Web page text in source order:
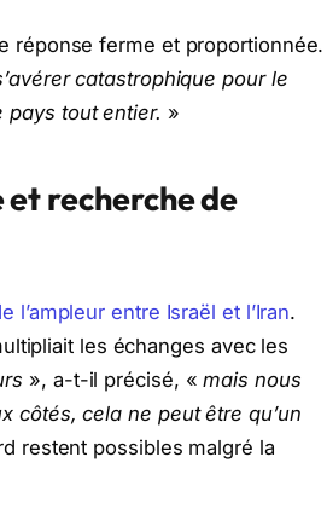
réponse ferme et proportionnée.
catastrophique pour le
pays tout entier. »
recherche de
l’ampleur entre Israël et l’Iran.
les échanges avec les
», a-t-il précisé, «mais nous
côtés, cela ne peut être qu’un
restent possibles malgré la